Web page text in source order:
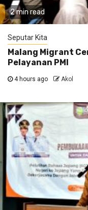
2 min read
Seputar Kita
Malang Migrant
Pelayanan PMI
4 hours ago Akol